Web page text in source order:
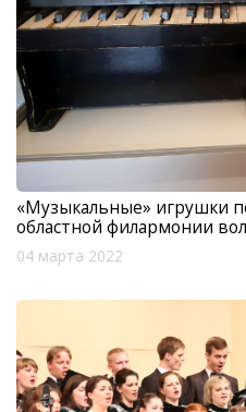
«Музыкальные» игрушки
областной филармонии
04 марта 2022